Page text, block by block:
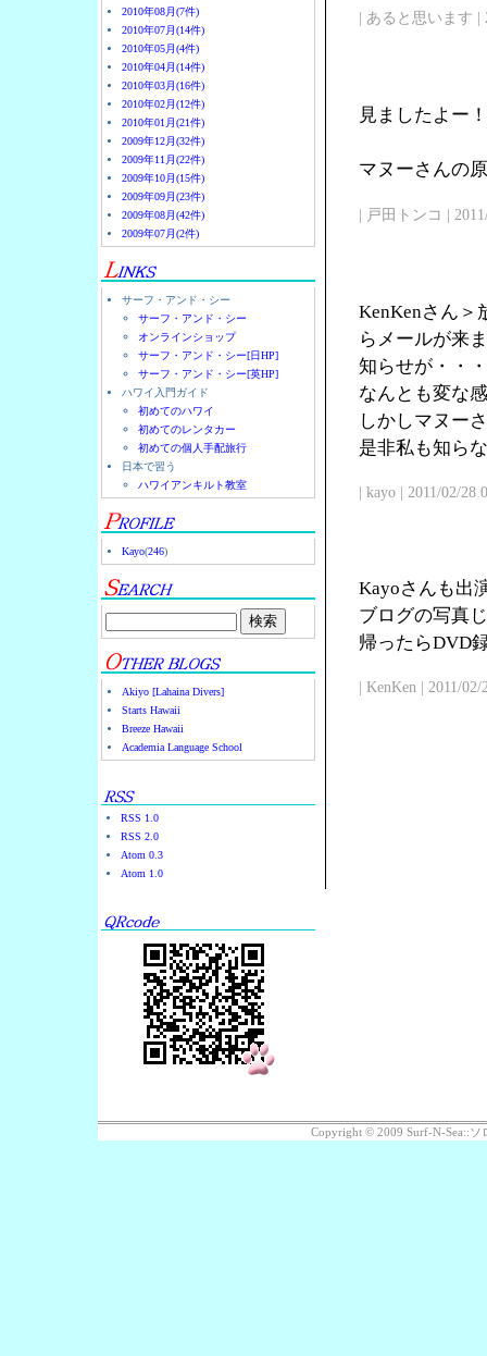
2010年08月(7件)
2010年07月(14件)
2010年05月(4件)
2010年04月(14件)
2010年03月(16件)
2010年02月(12件)
2010年01月(21件)
2009年12月(32件)
2009年11月(22件)
2009年10月(15件)
2009年09月(23件)
2009年08月(42件)
2009年07月(2件)
サーフ・アンド・シー
サーフ・アンド・シー
オンラインショップ
サーフ・アンド・シー[日HP]
サーフ・アンド・シー[英HP]
ハワイ入門ガイド
初めてのハワイ
初めてのレンタカー
初めての個人手配旅行
日本で習う
ハワイアンキルト教室
Kayo(246)
Akiyo [Lahaina Divers]
Starts Hawaii
Breeze Hawaii
Academia Language School
RSS 1.0
RSS 2.0
Atom 0.3
Atom 1.0
| あると思います |
見ましたよー！
マヌーさんの
| 戸田トンコ |
KenKenさん＞
らメールが来
知らせが・・・
なんとも変な
しかしマヌー
是非私も知ら
| kayo | 2011/02/28
Kayoさんも出
ブログの写真
帰ったらDVD
| KenKen | 2011/
Copyright © 2009 Surf-N-Sea::